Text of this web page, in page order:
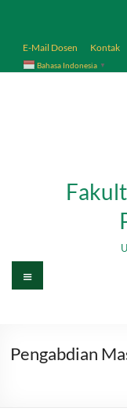
E-Mail Dosen Kontak
Bahasa Indonesia ▼
Menu
Pengabdian